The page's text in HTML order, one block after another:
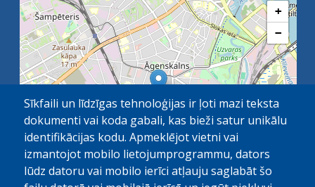
+
−
Sīkfaili un līdzīgas tehnoloģijas ir ļoti mazi teksta
dokumenti vai koda gabali, kas bieži satur unikālu
identifikācijas kodu. Apmeklējot vietni vai
izmantojot mobilo lietojumprogrammu, dators
lūdz datoru vai mobilo ierīci atļauju saglabāt šo